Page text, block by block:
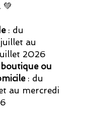
💚
: du
au
2026
ou
: du
au mercredi